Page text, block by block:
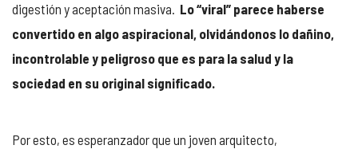
digestión y aceptación masiva. Lo “viral” parece haberse
convertido en algo aspiracional, olvidándonos lo dañino,
incontrolable y peligroso que es para la salud y la
sociedad en su original significado.
Por esto, es esperanzador que un joven arquitecto,